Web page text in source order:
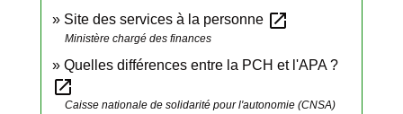
Site des services à la personne open_in_new
Ministère chargé des finances
Quelles différences entre la PCH et l'APA ?
open_in_new
Caisse nationale de solidarité pour l'autonomie (CNSA)